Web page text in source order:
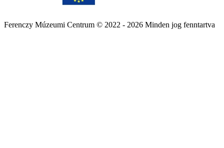
Ferenczy Múzeumi Centrum © 2022 - 2026 Minden jog fenntartva